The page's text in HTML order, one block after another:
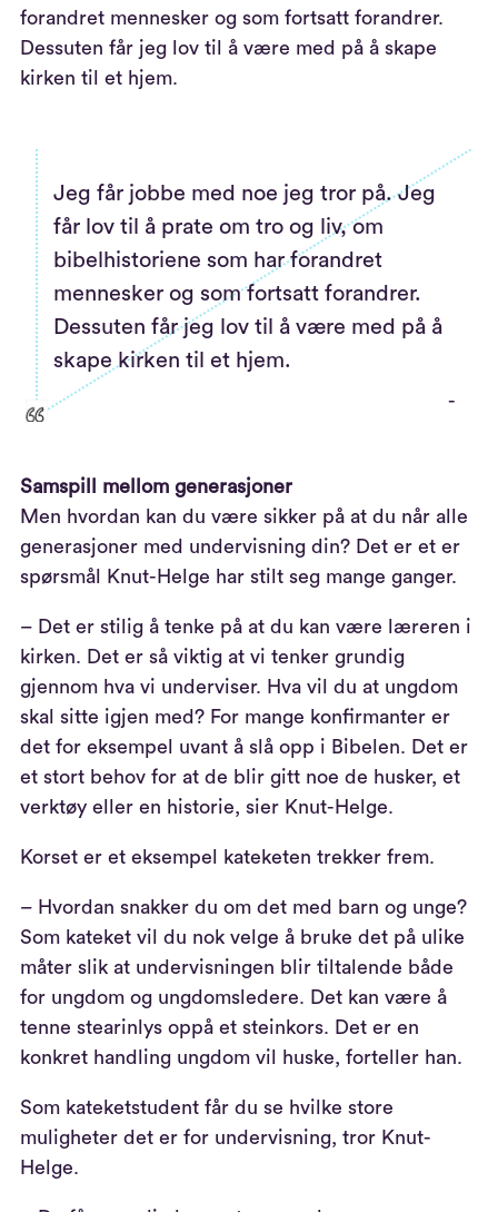
forandret mennesker og som fortsatt forandrer.
Dessuten får jeg lov til å være med på å skape
kirken til et hjem.
Jeg får jobbe med noe jeg tror på. Jeg
får lov til å prate om tro og liv, om
bibelhistoriene som har forandret
mennesker og som fortsatt forandrer.
Dessuten får jeg lov til å være med på å
skape kirken til et hjem.
-
Samspill mellom generasjoner
Men hvordan kan du være sikker på at du når alle
generasjoner med undervisning din? Det er et er
spørsmål Knut-Helge har stilt seg mange ganger.
– Det er stilig å tenke på at du kan være læreren i
kirken. Det er så viktig at vi tenker grundig
gjennom hva vi underviser. Hva vil du at ungdom
skal sitte igjen med? For mange konfirmanter er
det for eksempel uvant å slå opp i Bibelen. Det er
et stort behov for at de blir gitt noe de husker, et
verktøy eller en historie, sier Knut-Helge.
Korset er et eksempel kateketen trekker frem.
– Hvordan snakker du om det med barn og unge?
Som kateket vil du nok velge å bruke det på ulike
måter slik at undervisningen blir tiltalende både
for ungdom og ungdomsledere. Det kan være å
tenne stearinlys oppå et steinkors. Det er en
konkret handling ungdom vil huske, forteller han.
Som kateketstudent får du se hvilke store
muligheter det er for undervisning, tror Knut-
Helge.